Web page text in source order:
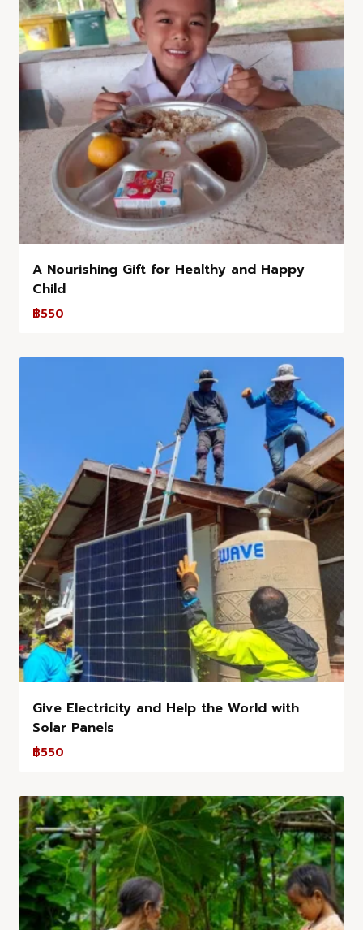
A Nourishing Gift for Healthy and Happy
Child
฿550
Give Electricity and Help the World with
Solar Panels
฿550